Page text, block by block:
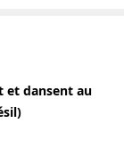
et dansent au